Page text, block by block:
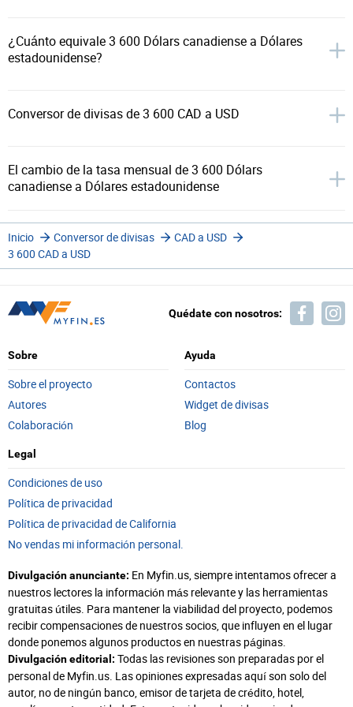
¿Cuánto equivale 3 600 Dólars canadiense a Dólares
estadounidense?
Conversor de divisas de 3 600 CAD a USD
El cambio de la tasa mensual de 3 600 Dólars
canadiense a Dólares estadounidense
Inicio Conversor de divisas
CAD a USD
3 600 CAD a USD
Quédate con nosotros:
Sobre
Sobre el proyecto
Autores
Colaboración
Ayuda
Contactos
Widget de divisas
Blog
Legal
Condiciones de uso
Política de privacidad
Política de privacidad de California
No vendas mi información personal.
Divulgación anunciante: En Myfin.us, siempre intentamos ofrecer a
nuestros lectores la información más relevante y las herramientas
gratuitas útiles. Para mantener la viabilidad del proyecto, podemos
recibir compensaciones de nuestros socios, que influyen en el lugar
donde ponemos algunos productos en nuestras páginas.
Divulgación editorial: Todas las revisiones son preparadas por el
personal de Myfin.us. Las opiniones expresadas aquí son solo del
autor, no de ningún banco, emisor de tarjeta de crédito, hotel,